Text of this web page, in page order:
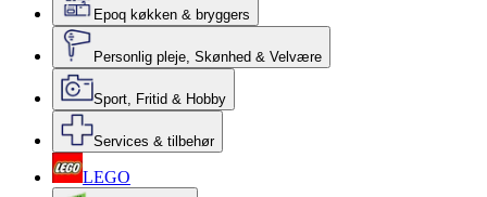
Epoq køkken & bryggers
Personlig pleje, Skønhed & Velvære
Sport, Fritid & Hobby
Services & tilbehør
LEGO